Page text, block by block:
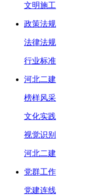
文明施工
政策法规
法律法规
行业标准
河北二建
榜样风采
文化实践
视觉识别
河北二建
党群工作
党建连线